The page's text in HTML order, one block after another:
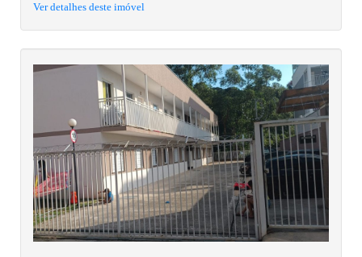
Ver detalhes deste imóvel